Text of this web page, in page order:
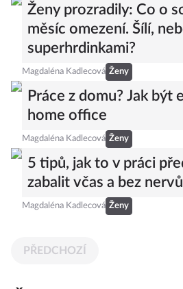
Ženy prozradily: Co o
měsíc omezení. Šílí,
superhrdinkami?
Magdaléna Kadlecová Ženy
Práce z domu? Jak být
home office
Magdaléna Kadlecová Ženy
5 tipů, jak to v práci
zabalit včas a bez nervů
Magdaléna Kadlecová Ženy
PŘEDCHOZÍ